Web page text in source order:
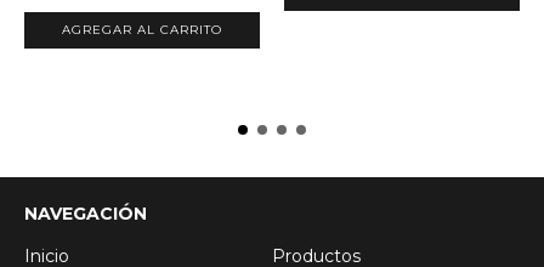
AGREGAR AL CARRITO
NAVEGACIÓN
Inicio
Productos